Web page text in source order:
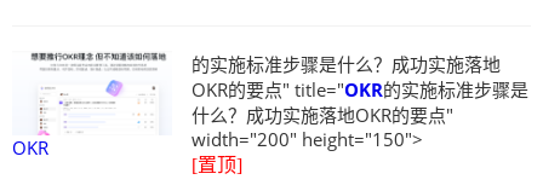
OKR
的实施标准步骤是什么？成功实施落地
OKR的要点" title="OKR的实施标准步骤是
什么？成功实施落地OKR的要点"
width="200" height="150">
[置顶]